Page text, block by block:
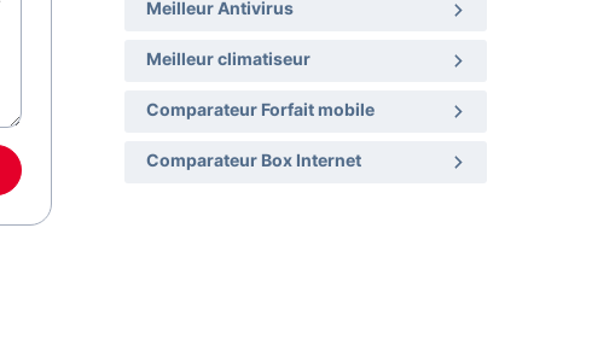
Meilleur Antivirus
Meilleur climatiseur
Comparateur Forfait mobile
Comparateur Box Internet